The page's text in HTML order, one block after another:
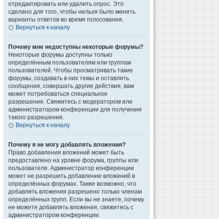
отредактировать или удалить опрос. Это
сделано для того, чтобы нельзя было менять
варианты ответов во время голосования.
Вернуться к началу
Почему мне недоступны некоторые форумы?
Некоторые форумы доступны только
определённым пользователям или группам
пользователей. Чтобы просматривать такие
форумы, создавать в них темы и оставлять
сообщения, совершать другие действия, вам
может потребоваться специальное
разрешение. Свяжитесь с модератором или
администратором конференции для получения
такого разрешения.
Вернуться к началу
Почему я не могу добавлять вложения?
Право добавления вложений может быть
предоставлено на уровне форума, группы или
пользователя. Администратор конференции
может не разрешить добавление вложений в
определённых форумах. Также возможно, что
добавлять вложения разрешено только членам
определённых групп. Если вы не знаете, почему
не можете добавлять вложения, свяжитесь с
администратором конференции.